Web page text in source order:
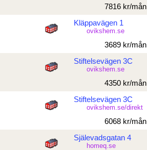
7816 kr/mån
Kläppavägen 1
ovikshem.se
3689 kr/mån
Stiftelsevägen 3C
ovikshem.se
4350 kr/mån
Stiftelsevägen 3C
ovikshem.se/direkt
6068 kr/mån
Själevadsgatan 4
homeq.se